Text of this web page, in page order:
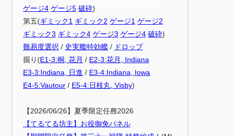
ゲージ4 ゲージ5 破砕)
第五(ギミック1 ギミック2 ゲージ1 ゲージ2
ギミック3 ギミック4 ゲージ3 ゲージ4 破砕)
難易度選択 / 史実艦特効艦 / ドロップ
掘り(E1-3:桐, 花月 / E2-3:花月, Indiana
E3-3:Indiana, 日進 / E3-4:Indiana, Iowa
E4-5:Vautour / E5-4:日枝丸, Visby)
【2026/06/26】夏季限定任務2026
【てるてる坊主】お役御免パネル